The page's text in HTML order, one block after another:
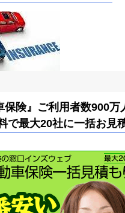
保険』ご利用者数900万
で最大20社に一括お見